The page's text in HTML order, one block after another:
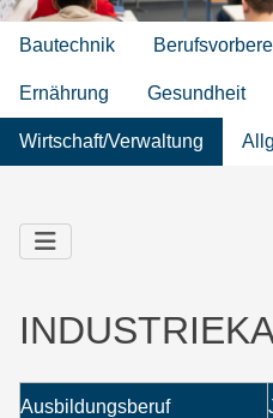
Bautechnik
Ernährung Gesundheit
Wirtschaft/Verwaltung
Ausbildungsberuf